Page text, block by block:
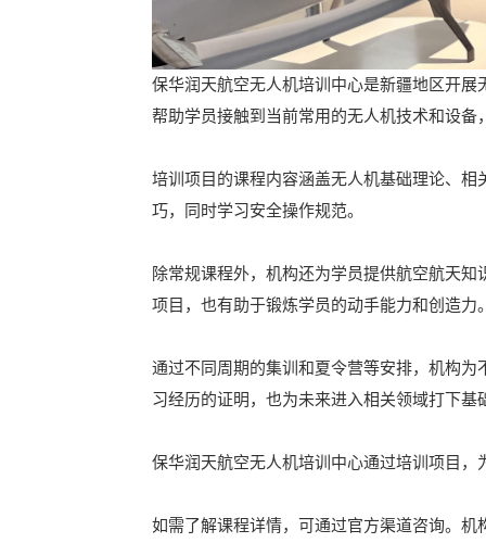
保华润天航空无人机培训中心是新疆地区开
帮助学员接触到当前常用的无人机技术和设
培训项目的课程内容涵盖无人机基础理论、
巧，同时学习安全操作规范。
除常规课程外，机构还为学员提供航空航天
项目，也有助于锻炼学员的动手能力和创造力
通过不同周期的集训和夏令营等安排，机构
习经历的证明，也为未来进入相关领域打下基
保华润天航空无人机培训中心通过培训项目
如需了解课程详情，可通过官方渠道咨询。